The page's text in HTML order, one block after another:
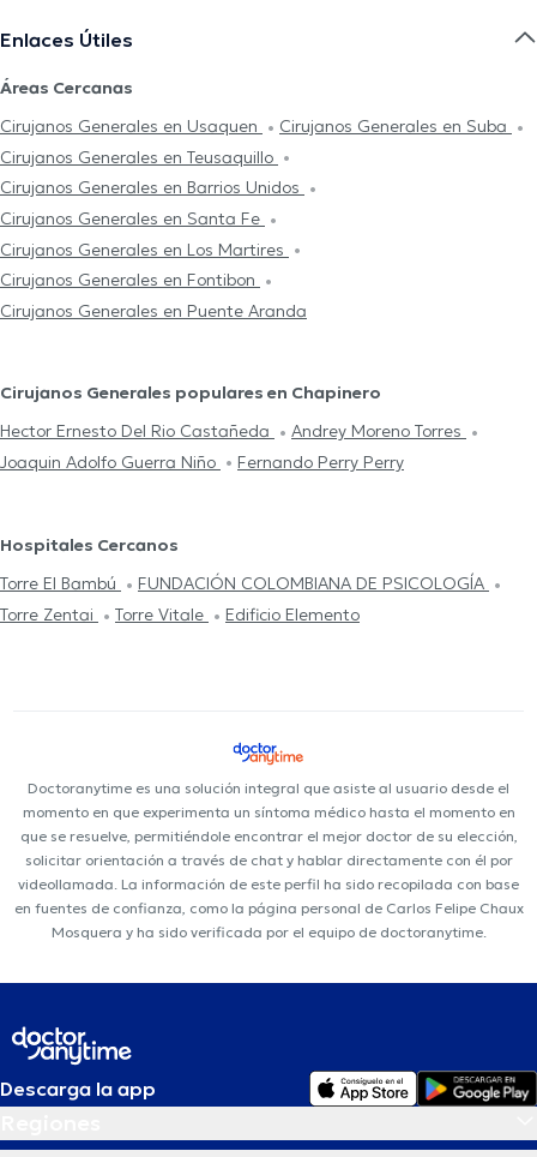
Enlaces Útiles
Áreas Cercanas
Cirujanos Generales en Usaquen
Cirujanos Generales en Suba
Cirujanos Generales en Teusaquillo
Cirujanos Generales en Barrios Unidos
Cirujanos Generales en Santa Fe
Cirujanos Generales en Los Martires
Cirujanos Generales en Fontibon
Cirujanos Generales en Puente Aranda
Cirujanos Generales populares en Chapinero
Hector Ernesto Del Rio Castañeda
Andrey Moreno Torres
Joaquin Adolfo Guerra Niño
Fernando Perry Perry
Hospitales Cercanos
Torre El Bambú
FUNDACIÓN COLOMBIANA DE PSICOLOGÍA
Torre Zentai
Torre Vitale Edificio Elemento
Doctoranytime es una solución integral que asiste al usuario desde el
momento en que experimenta un síntoma médico hasta el momento en
que se resuelve, permitiéndole encontrar el mejor doctor de su elección,
solicitar orientación a través de chat y hablar directamente con él por
videollamada. La información de este perfil ha sido recopilada con base
en fuentes de confianza, como la página personal de Carlos Felipe Chaux
Mosquera y ha sido verificada por el equipo de doctoranytime.
Descarga la app